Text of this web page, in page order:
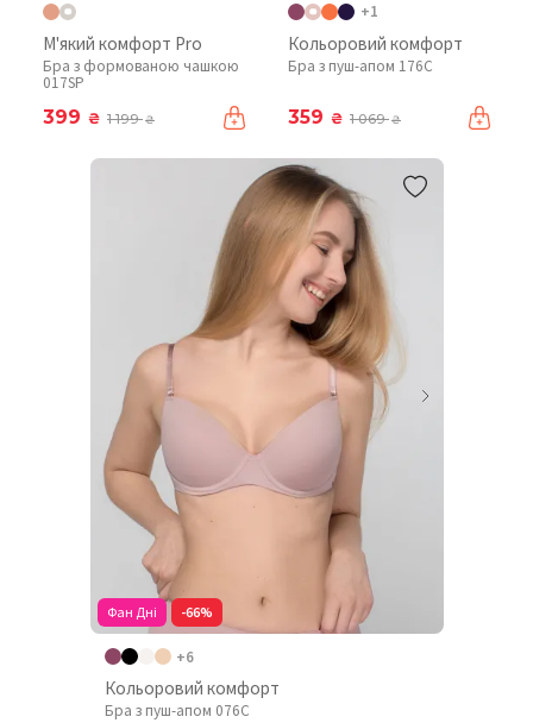
М'який комфорт Pro
Бра з формованою чашкою
017SP
399 ₴ 1 199₴
+1
Кольоровий комфорт
Бра з пуш-апом 176C
359 ₴ 1 069₴
Фан Дні -66%
+6
Кольоровий комфорт
Бра з пуш-апом 076C